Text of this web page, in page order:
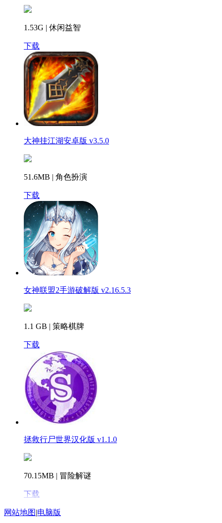
1.53G | 休闲益智
下载
大神挂江湖安卓版 v3.5.0
51.6MB | 角色扮演
下载
女神联盟2手游破解版 v2.16.5.3
1.1 GB | 策略棋牌
下载
拯救行尸世界汉化版 v1.1.0
70.15MB | 冒险解谜
下载
网站地图|电脑版